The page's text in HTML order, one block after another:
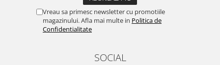
Vreau sa primesc newsletter cu promotiile
magazinului. Afla mai multe in Politica de
Confidentialitate
SOCIAL